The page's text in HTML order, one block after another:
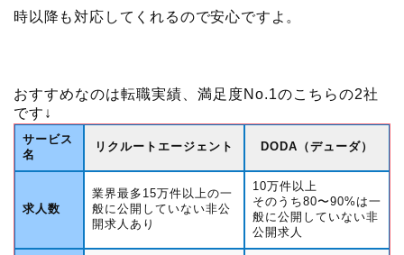
時以降も対応してくれるので安心ですよ。
おすすめなのは転職実績、満足度No.1のこちらの2社
です↓
サービス
名
リクルートエージェント DODA（デューダ）
求人数
業界最多15万件以上の一
般に公開していない非公
開求人あり
10万件以上
そのうち80〜90%は一
般に公開していない非
公開求人